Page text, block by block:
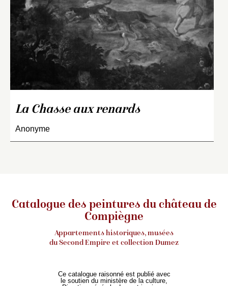
La Chasse aux renards
Anonyme
Catalogue des peintures du château de
Compiègne
Appartements historiques, musées
du Second Empire et collection Dumez
Ce catalogue raisonné est publié avec
le soutien du ministère de la culture,